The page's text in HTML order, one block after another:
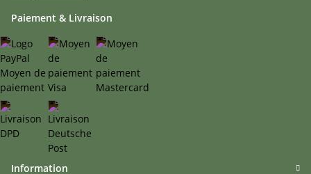
Paiement & Livraison
Information